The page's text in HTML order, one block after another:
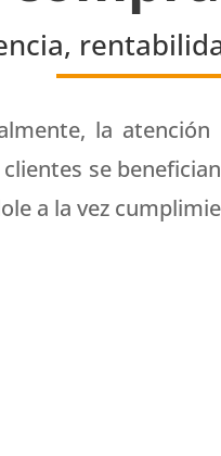
la
se
a la vez